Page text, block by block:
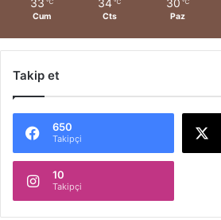
Cum Cts Paz
Takip et
650
Takipçi
10
Takipçi